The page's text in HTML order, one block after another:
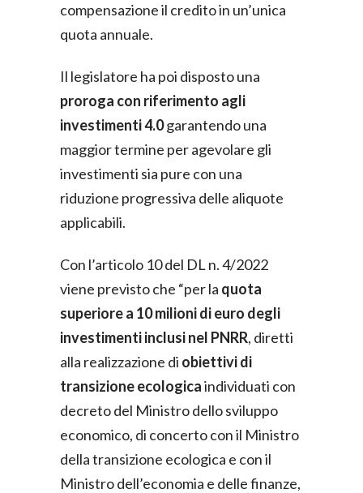
compensazione il credito in un’unica
quota annuale.
Il legislatore ha poi disposto una
proroga con riferimento agli
investimenti 4.0garantendo una
maggior termine per agevolare gli
investimenti sia pure con una
riduzione progressiva delle aliquote
applicabili.
Con l’articolo 10 del DL n. 4/2022
viene previsto che “per la quota
superiore a 10 milioni di euro degli
investimenti inclusi nel PNRR, diretti
alla realizzazione di obiettivi di
transizione ecologicaindividuati con
decreto del Ministro dello sviluppo
economico, di concerto con il Ministro
della transizione ecologica e con il
Ministro dell’economia e delle finanze,